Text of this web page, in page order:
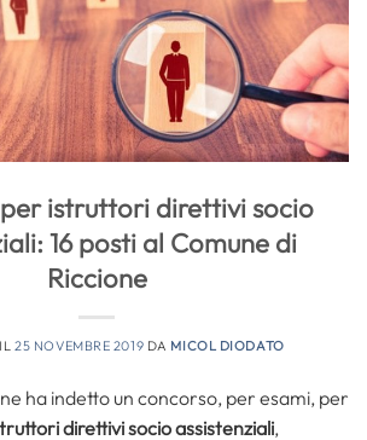
istruttori direttivi socio
16 posti al Comune di
Riccione
IL25 NOVEMBRE 2019 DA MICOL DIODATO
ha indetto un concorso, per esami, per
direttivi socio assistenziali,